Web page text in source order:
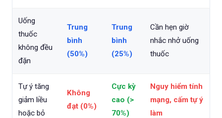
Uống
thuốc
không đều
đặn
Trung
bình
(50%)
Trung
bình
(25%)
Cần hẹn giờ
nhắc nhở uống
thuốc
Tự ý tăng
giảm liều
hoặc bỏ
Không
đạt (0%)
Cực kỳ
cao (>
70%)
Nguy hiểm tính
mạng, cấm tự ý
làm